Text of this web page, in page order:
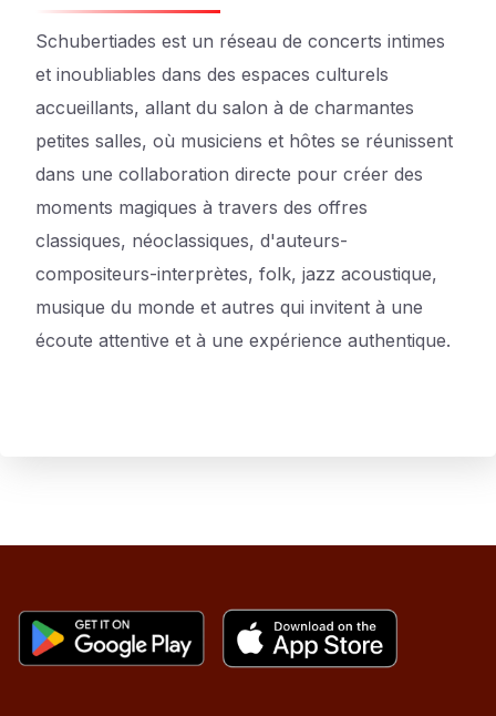
Schubertiades est un réseau de concerts intimes
et inoubliables dans des espaces culturels
accueillants, allant du salon à de charmantes
petites salles, où musiciens et hôtes se réunissent
dans une collaboration directe pour créer des
moments magiques à travers des offres
classiques, néoclassiques, d'auteurs-
compositeurs-interprètes, folk, jazz acoustique,
musique du monde et autres qui invitent à une
écoute attentive et à une expérience authentique.